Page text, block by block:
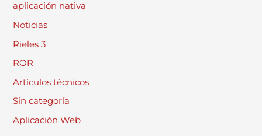
aplicación nativa
Noticias
Rieles 3
ROR
Artículos técnicos
Sin categoría
Aplicación Web